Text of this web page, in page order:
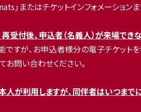
」またはチケットインフォメーション
受付後、申込者（名義人）が来場で
すが、お申込者様分の電子チケット
お問い合わせください。
人が利用しますが、同伴者はいつまで